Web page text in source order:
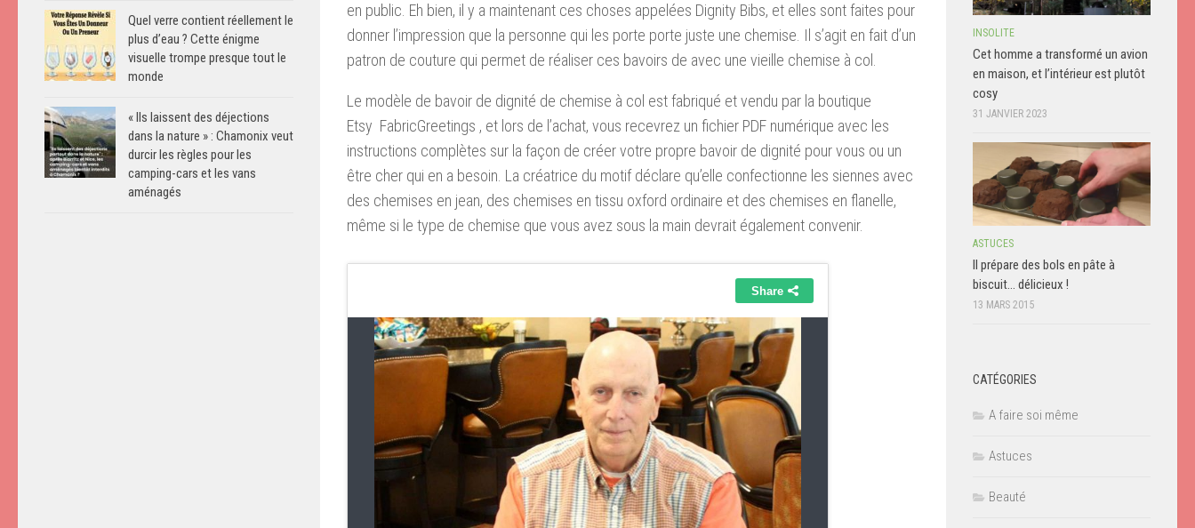
en public. Eh bien, il y a maintenant ces choses appelées Dignity Bibs, et elles sont faites pour
donner l’impression que la personne qui les porte porte juste une chemise. Il s’agit en fait d’un
patron de couture qui permet de réaliser ces bavoirs de avec une vieille chemise à col.
Le modèle de bavoir de dignité de chemise à col est fabriqué et vendu par la boutique
Etsy FabricGreetings , et lors de l’achat, vous recevrez un fichier PDF numérique avec les
instructions complètes sur la façon de créer votre propre bavoir de dignité pour vous ou un
être cher qui en a besoin. La créatrice du motif déclare qu’elle confectionne les siennes avec
des chemises en jean, des chemises en tissu oxford ordinaire et des chemises en flanelle,
même si le type de chemise que vous avez sous la main devrait également convenir.
Quel verre contient réellement le
plus d’eau ? Cette énigme
visuelle trompe presque tout le
monde
« Ils laissent des déjections
dans la nature » : Chamonix veut
durcir les règles pour les
camping-cars et les vans
aménagés
INSOLITE
Cet homme a transformé un avion
en maison, et l’intérieur est plutôt
cosy
31 JANVIER 2023
ASTUCES
Il prépare des bols en pâte à
biscuit… délicieux !
13 MARS 2015
CATÉGORIES
A faire soi même
Astuces
Beauté